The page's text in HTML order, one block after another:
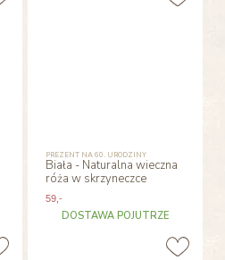
PREZENT NA 60. URODZINY
Biała - Naturalna wieczna
róża w skrzyneczce
59 ,-
DOSTAWA POJUTRZE